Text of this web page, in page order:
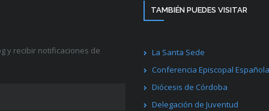
y recibir notificaciones de
TAMBIÉN PUEDES VISITAR
La Santa Sede
Conferencia Episcopal Española
Diócesis de Córdoba
Delegación de Juventud